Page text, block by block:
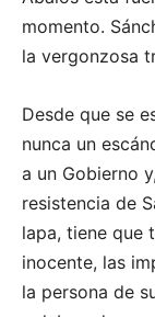
momento.
la vergonzosa
Desde que se
nunca un
a un Gobierno
resistencia de
lapa, tiene que
inocente, las
la persona de